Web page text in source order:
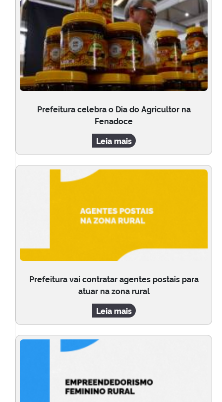
Prefeitura celebra o Dia do Agricultor na
Fenadoce
Leia mais
Prefeitura vai contratar agentes postais para
atuar na zona rural
Leia mais